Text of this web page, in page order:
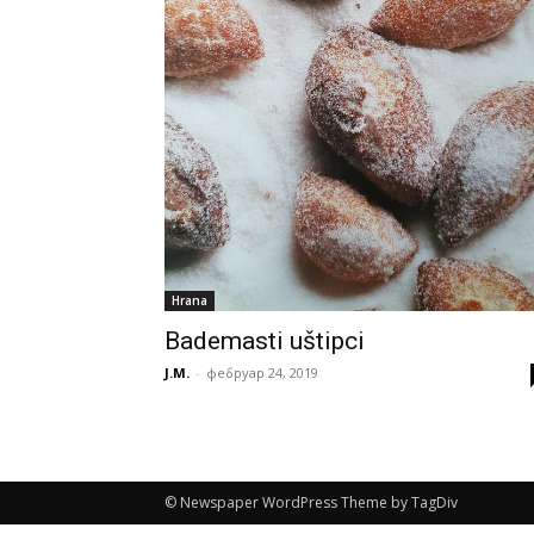
Hrana
Bademasti uštipci
J.M. - фебруар 24, 2019
© Newspaper WordPress Theme by TagDiv